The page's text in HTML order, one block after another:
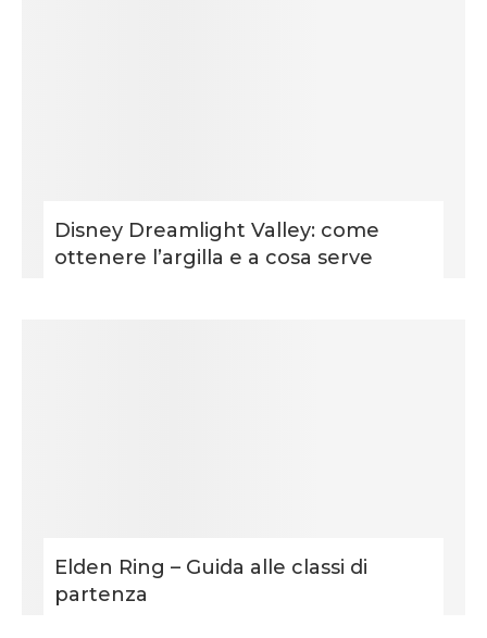
Disney Dreamlight Valley: come
ottenere l’argilla e a cosa serve
Elden Ring – Guida alle classi di
partenza